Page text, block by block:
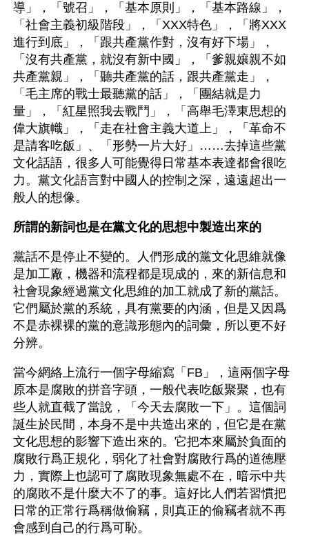
導」，「號召」，「基本原則」，「基本路線」，
「社會主義初級階段」，「XXX特色」，「將XXX
進行到底」，「跟共產黨作對，沒有好下場」，
「沒有共產黨，就沒有新中國」，「爹親孃親不如
共產黨親」，「聽共產黨的話，跟共產黨走」，
「毛主席的戰士最聽黨的話」，「團結就是力
量」，「紅星照我去戰鬥」，「高舉毛澤東思想的
偉大旗幟」，「走在社會主義大道上」，「革命不
是請客吃飯」、「形勢一片大好」……去掉這些黨
文化話語，很多人可能覺得日常基本表達都會很吃
力。黨文化語言對中國人的控制之深，遠遠超出一
般人的想像。
所謂的新詞也是在黨文化的思想中製造出來的
黨話不是停止不變的。人們形成的黨文化思維就像
是加工廠，機器和流程都是現成的，來的新信息和
社會現象經過黨文化思維的加工就成了新的黨話。
它們屬於黨的系統，具有黨要的內涵，但是又因爲
不是赤裸裸的黨的意識形態內的詞彙，所以更不好
分辨。
當今網絡上流行一個字母縮寫「FB」，這兩個字母
原本是腐敗的拼音字頭，一般代表吃飯聚聚，也有
些人就直截了當說，「今天去腐敗一下」。這個詞
誕生於民間，本身不是中共造出來的，但它是在黨
文化思想的影響下造出來的。它把本來屬於負面的
腐敗行爲正規化，弱化了社會對腐敗行爲的道德壓
力，實際上也認可了腐敗現象無處不在，暗示中共
的腐敗不是什麼大不了的事。這好比人們若習慣把
日常的正常行爲稱做偷竊，則真正的偷竊者就不再
會感到自己的行爲可恥。